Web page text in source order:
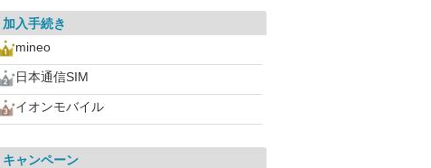
加入手続き
mineo
日本通信SIM
イオンモバイル
キャンペーン